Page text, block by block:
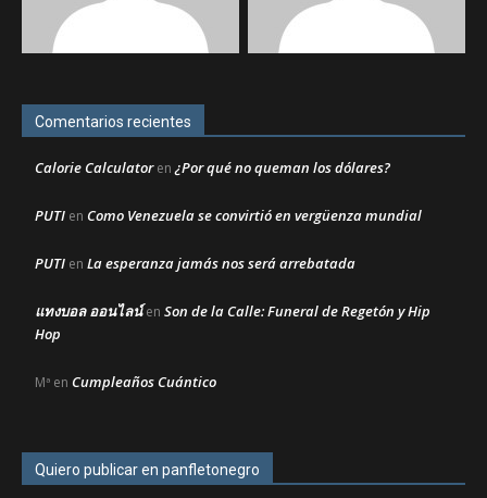
Comentarios recientes
Calorie Calculatoren¿Por qué no queman los dólares?
PUTI en Como Venezuela se convirtió en vergüenza mundial
PUTI en La esperanza jamás nos será arrebatada
แทงบอล ออนไลน์en Son de la Calle: Funeral de Regetón y Hip
Hop
Mª en Cumpleaños Cuántico
Quiero publicar en panfletonegro